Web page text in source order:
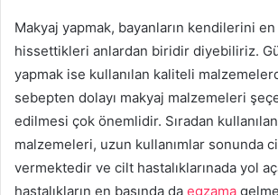
Makyaj yapmak, bayanların kendilerini
hissettikleri anlardan biridir diyebiliriz.
yapmak ise kullanılan kaliteli
sebepten dolayı makyaj malzemeleri
edilmesi çok önemlidir. Sıradan
malzemeleri, uzun kullanımlar sonunda
vermektedir ve cilt hastalıklarınada yol
hastalıkların en başında da egzama